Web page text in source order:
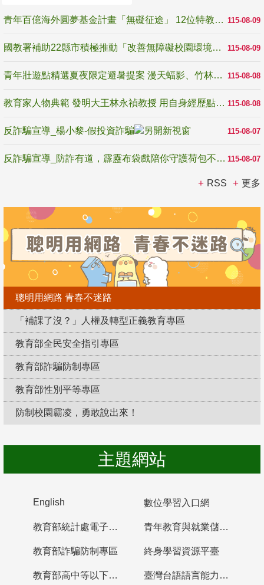
115-08-09
青年百億海外圓夢基金計畫「無礙征途」 12位特教與弱勢青年勇闖西班牙 跨越感官限制見證生命蛻變
115-08-09
國教署補助22縣市積極推動「改善無障礙校園環境計畫」 打造友善、安全、無礙學習空間
115-08-08
青年壯遊點精選夏夜限定避暑提案 漫天蝠影、竹林尋蛙、茶香夜觀 邀青年暮色出發
115-08-08
教育家人物典範 發明大王林永禎教授 用自身經歷點亮學生的路
115-08-07
反詐騙宣導_楊小黎-假投資詐騙
115-08-07
反詐騙宣導_防詐有道，霹靂布袋戲陪你守護荷包不受騙
RSS 更多
聰明用網路 青春不迷路
「補課了沒？」人權及轉型正義教育專區
教育部全民安全指引專區
教育部詐騙防制專區
教育部性別平等專區
防制校園霸凌，勇敢說出來！
主題網站
English 數位學習入口網
教育部統計處電子書櫃 青年教育與就業儲蓄帳戶
教育部詐騙防制專區 終身學習資源平臺
教育部高中等以下學校及幼兒園教師資格檢定考試 臺灣台語語言能力認證網站